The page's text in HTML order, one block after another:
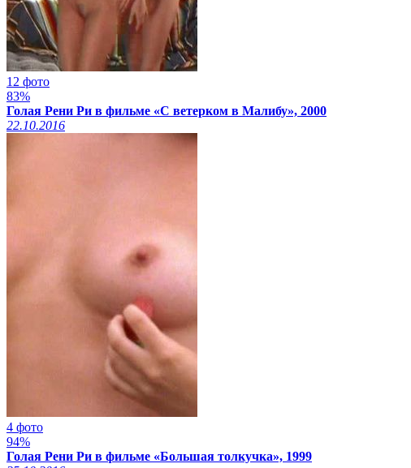
12 фото
83%
Голая Рени Ри в фильме «С ветерком в Малибу», 2000
22.10.2016
4 фото
94%
Голая Рени Ри в фильме «Большая толкучка», 1999